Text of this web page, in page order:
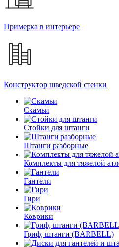
Примерка в интерьере
Конструктор шведской стенки
Скамьи
Стойки для штанги
Штанги разборные
Комплекты для тяжелой
Гантели
Гири
Коврики
Гриф, штанги (BARBELL)